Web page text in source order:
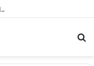
நீடிப்பு